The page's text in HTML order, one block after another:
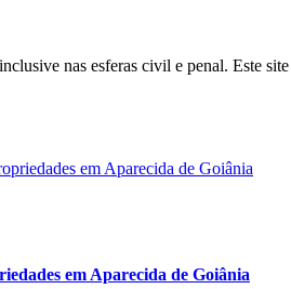
nas esferas civil e penal. Este
em Aparecida de Goiânia